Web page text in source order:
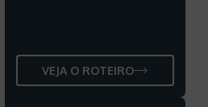
VEJA O ROTEIRO